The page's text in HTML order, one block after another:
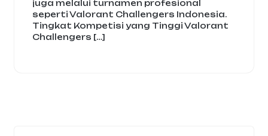
juga melalui turnamen profesional
seperti Valorant Challengers Indonesia.
Tingkat Kompetisi yang Tinggi Valorant
Challengers […]